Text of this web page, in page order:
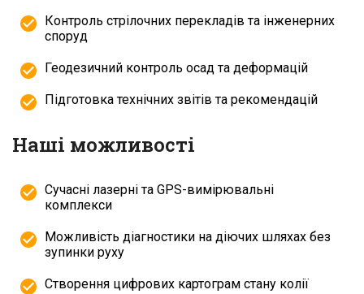
Контроль стрілочних перекладів та інженерних
споруд
Геодезичний контроль осад та деформацій
Підготовка технічних звітів та рекомендацій
Наші можливості
Сучасні лазерні та GPS-вимірювальні
комплекси
Можливість діагностики на діючих шляхах без
зупинки руху
Створення цифрових картограм стану колії